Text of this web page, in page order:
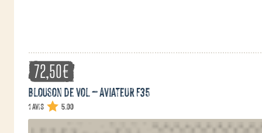
72,50€
Blouson de vol – Aviateur F35
1 avis 5.00